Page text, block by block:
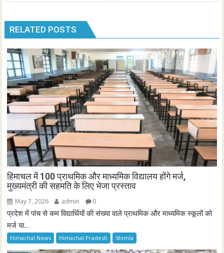
RELATED POSTS
हिमाचल में 100 प्राथमिक और माध्यमिक विद्यालय होंगे मर्ज,
मुख्यमंत्री की सहमति के लिए भेजा प्रस्ताव
May 7, 2026 admin 0
प्रदेश में पांच से कम विद्यार्थियों की संख्या वाले प्राथमिक और माध्यमिक स्कूलों को
मर्ज या...
Himachal News Himachal Pradesh Shimla